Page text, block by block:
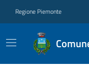
Regione Piemonte